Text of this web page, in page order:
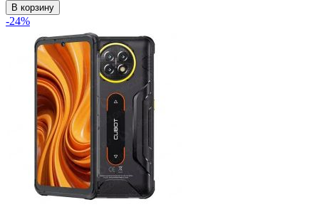
В корзину
-24%